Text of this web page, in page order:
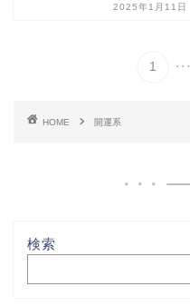
2025年1月11日
1 ...
HOME 開運系
検索